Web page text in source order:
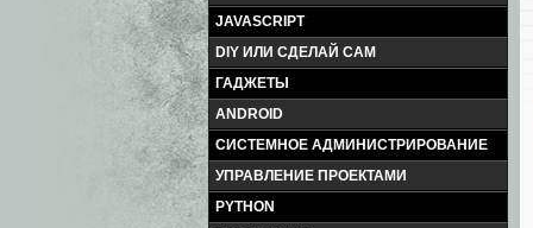
JAVASCRIPT
DIY ИЛИ СДЕЛАЙ САМ
ГАДЖЕТЫ
ANDROID
СИСТЕМНОЕ АДМИНИСТРИРОВАНИЕ
УПРАВЛЕНИЕ ПРОЕКТАМИ
PYTHON